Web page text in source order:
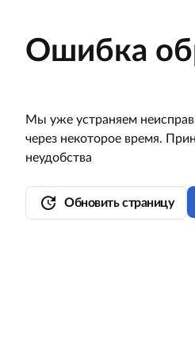
Ошибка
Мы уже устраняем
через некоторое время.
неудобства
update Обновить страницу